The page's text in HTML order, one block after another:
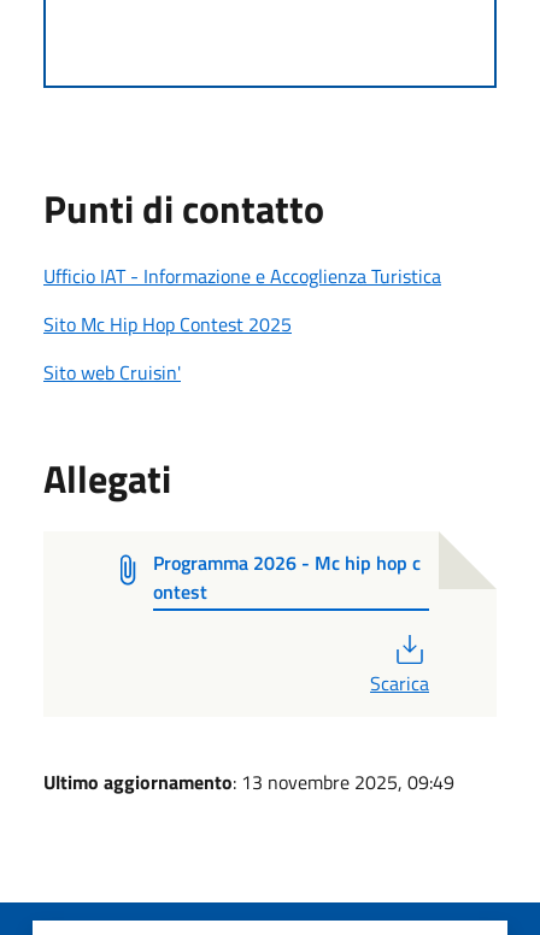
Punti di contatto
Ufficio IAT - Informazione e Accoglienza Turistica
Sito Mc Hip Hop Contest 2025
Sito web Cruisin'
Allegati
Programma 2026 - Mc hip hop c
ontest
Scarica
Ultimo aggiornamento: 13 novembre 2025, 09:49